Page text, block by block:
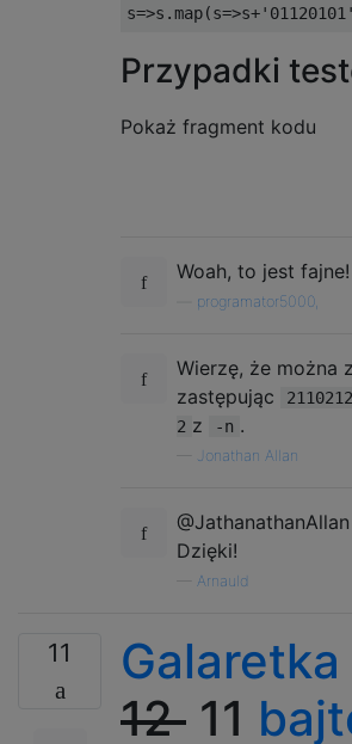
s=>s .map(s=>s+'01120101'
Przypadki
Pokaż fragment kodu
Woah, to jest
programator5000,
Wierzę, że można
zastępując
2 z -n .
Jonathan Allan
Dzięki!
Arnauld
11 Galaretka
12 11